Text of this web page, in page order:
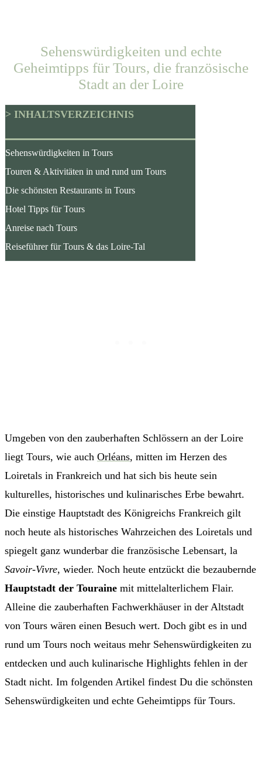
Sehenswürdigkeiten und echte
Geheimtipps für Tours, die französische
Stadt an der Loire
> INHALTSVERZEICHNIS
Sehenswürdigkeiten in Tours
Touren & Aktivitäten in und rund um Tours
Die schönsten Restaurants in Tours
Hotel Tipps für Tours
Anreise nach Tours
Reiseführer für Tours & das Loire-Tal
Umgeben von den zauberhaften Schlössern an der Loire
liegt Tours, wie auch Orléans, mitten im Herzen des
Loiretals in Frankreich und hat sich bis heute sein
kulturelles, historisches und kulinarisches Erbe bewahrt.
Die einstige Hauptstadt des Königreichs Frankreich gilt
noch heute als historisches Wahrzeichen des Loiretals und
spiegelt ganz wunderbar die französische Lebensart, la
Savoir-Vivre, wieder. Noch heute entzückt die bezaubernde
Hauptstadt der Touraine mit mittelalterlichem Flair.
Alleine die zauberhaften Fachwerkhäuser in der Altstadt
von Tours wären einen Besuch wert. Doch gibt es in und
rund um Tours noch weitaus mehr Sehenswürdigkeiten zu
entdecken und auch kulinarische Highlights fehlen in der
Stadt nicht. Im folgenden Artikel findest Du die schönsten
Sehenswürdigkeiten und echte Geheimtipps für Tours.